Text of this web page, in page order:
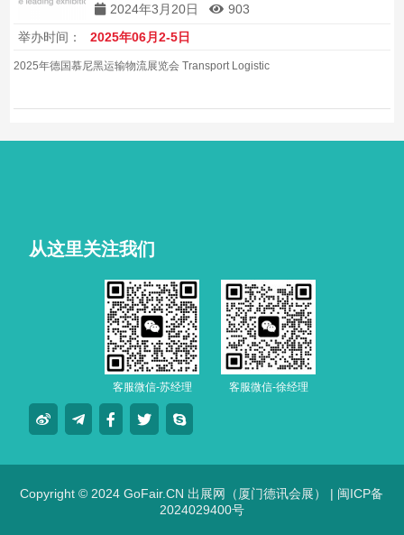
2024年3月20日
903
举办时间：
2025年06月2-5日
2025年德国慕尼黑运输物流展览会 Transport Logistic
从这里关注我们
客服微信-苏经理 客服微信-徐经理
Copyright © 2024 GoFair.CN 出展网（厦门德讯会展） | 闽ICP备
2024029400号